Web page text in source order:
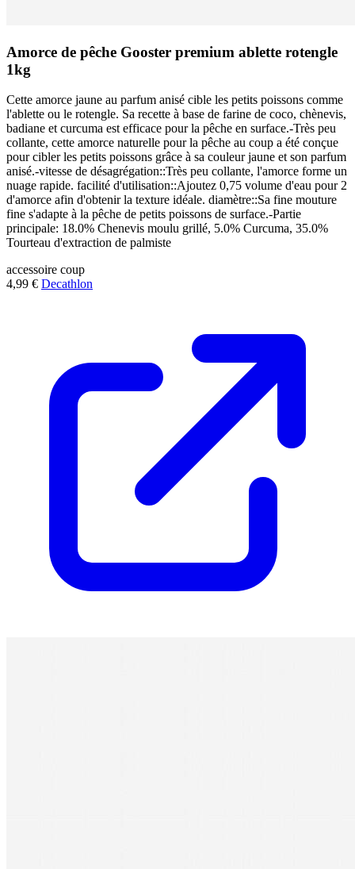
Amorce de pêche Gooster premium ablette rotengle
1kg
Cette amorce jaune au parfum anisé cible les petits poissons comme
l'ablette ou le rotengle. Sa recette à base de farine de coco, chènevis,
badiane et curcuma est efficace pour la pêche en surface.-Très peu
collante, cette amorce naturelle pour la pêche au coup a été conçue
pour cibler les petits poissons grâce à sa couleur jaune et son parfum
anisé.-vitesse de désagrégation::Très peu collante, l'amorce forme un
nuage rapide. facilité d'utilisation::Ajoutez 0,75 volume d'eau pour 2
d'amorce afin d'obtenir la texture idéale. diamètre::Sa fine mouture
fine s'adapte à la pêche de petits poissons de surface.-Partie
principale: 18.0% Chenevis moulu grillé, 5.0% Curcuma, 35.0%
Tourteau d'extraction de palmiste
accessoire coup
4,99 € Decathlon